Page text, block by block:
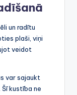
un radītu
plaši, viņi
veidot
var sajaukt
kustība ne